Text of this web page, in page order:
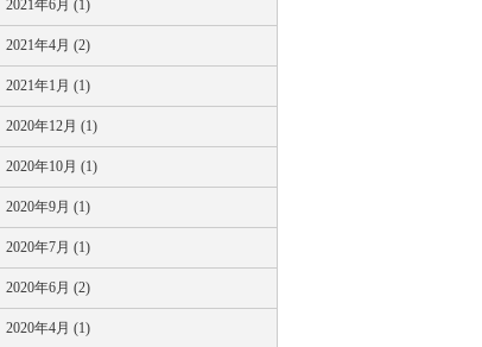
2021年6月 (1)
2021年4月 (2)
2021年1月 (1)
2020年12月 (1)
2020年10月 (1)
2020年9月 (1)
2020年7月 (1)
2020年6月 (2)
2020年4月 (1)